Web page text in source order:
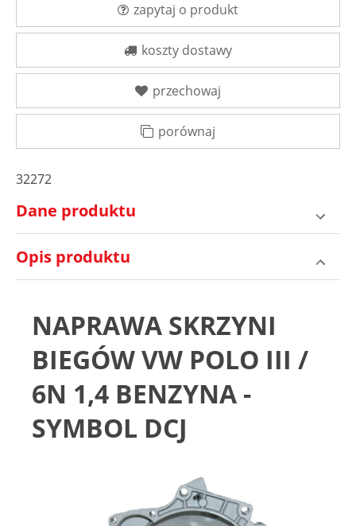
zapytaj o produkt
koszty dostawy
przechowaj
porównaj
32272
Dane produktu
Opis produktu
NAPRAWA SKRZYNI
BIEGÓW VW POLO III /
6N 1,4 BENZYNA -
SYMBOL DCJ